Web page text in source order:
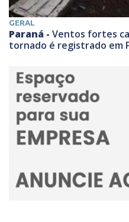
GERAL
Paraná - Ventos fortes
tornado é registrado em